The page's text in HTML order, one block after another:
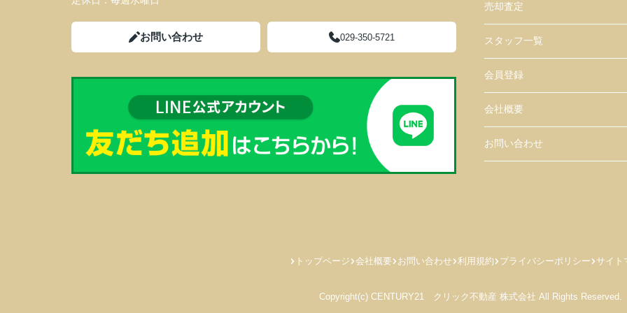
お問い合わせ 029-350-5721
売却査定
スタッフ一覧
会員登録
会社概要
お問い合わせ
トップページ 会社概要 お問い合わせ 利用規約 プライバシーポリシー サイト
Copyright(c) CENTURY21 クリック不動産 株式会社 All Rights Reserved.